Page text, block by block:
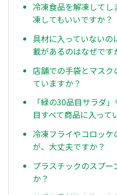
冷凍食品を解凍して
凍してもいいですか？
具材に入っていない
載があるのはなぜです
店舗での手袋とマス
ていますか？
「緑の30品目サラダ
目すべて商品に入って
冷凍フライやコロッケ
が、大丈夫ですか？
プラスチックのスプ
か？